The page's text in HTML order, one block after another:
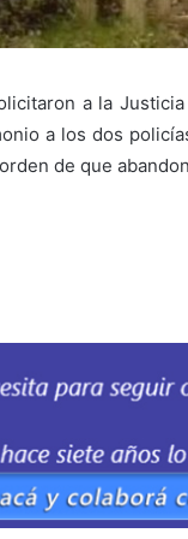
a la
a los dos
de que